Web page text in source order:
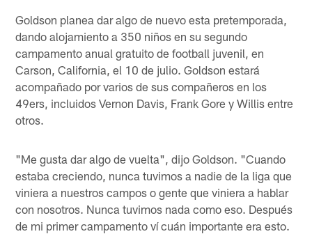
Goldson planea dar algo de nuevo esta pretemporada,
dando alojamiento a 350 niños en su segundo
campamento anual gratuito de football juvenil, en
Carson, California, el 10 de julio. Goldson estará
acompañado por varios de sus compañeros en los
49ers, incluidos Vernon Davis, Frank Gore y Willis entre
otros.
"Me gusta dar algo de vuelta", dijo Goldson. "Cuando
estaba creciendo, nunca tuvimos a nadie de la liga que
viniera a nuestros campos o gente que viniera a hablar
con nosotros. Nunca tuvimos nada como eso. Después
de mi primer campamento ví cuán importante era esto.